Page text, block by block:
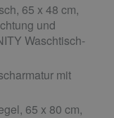
65 x 48 cm,
und
Waschtisch-
mit
65 x 80 cm,